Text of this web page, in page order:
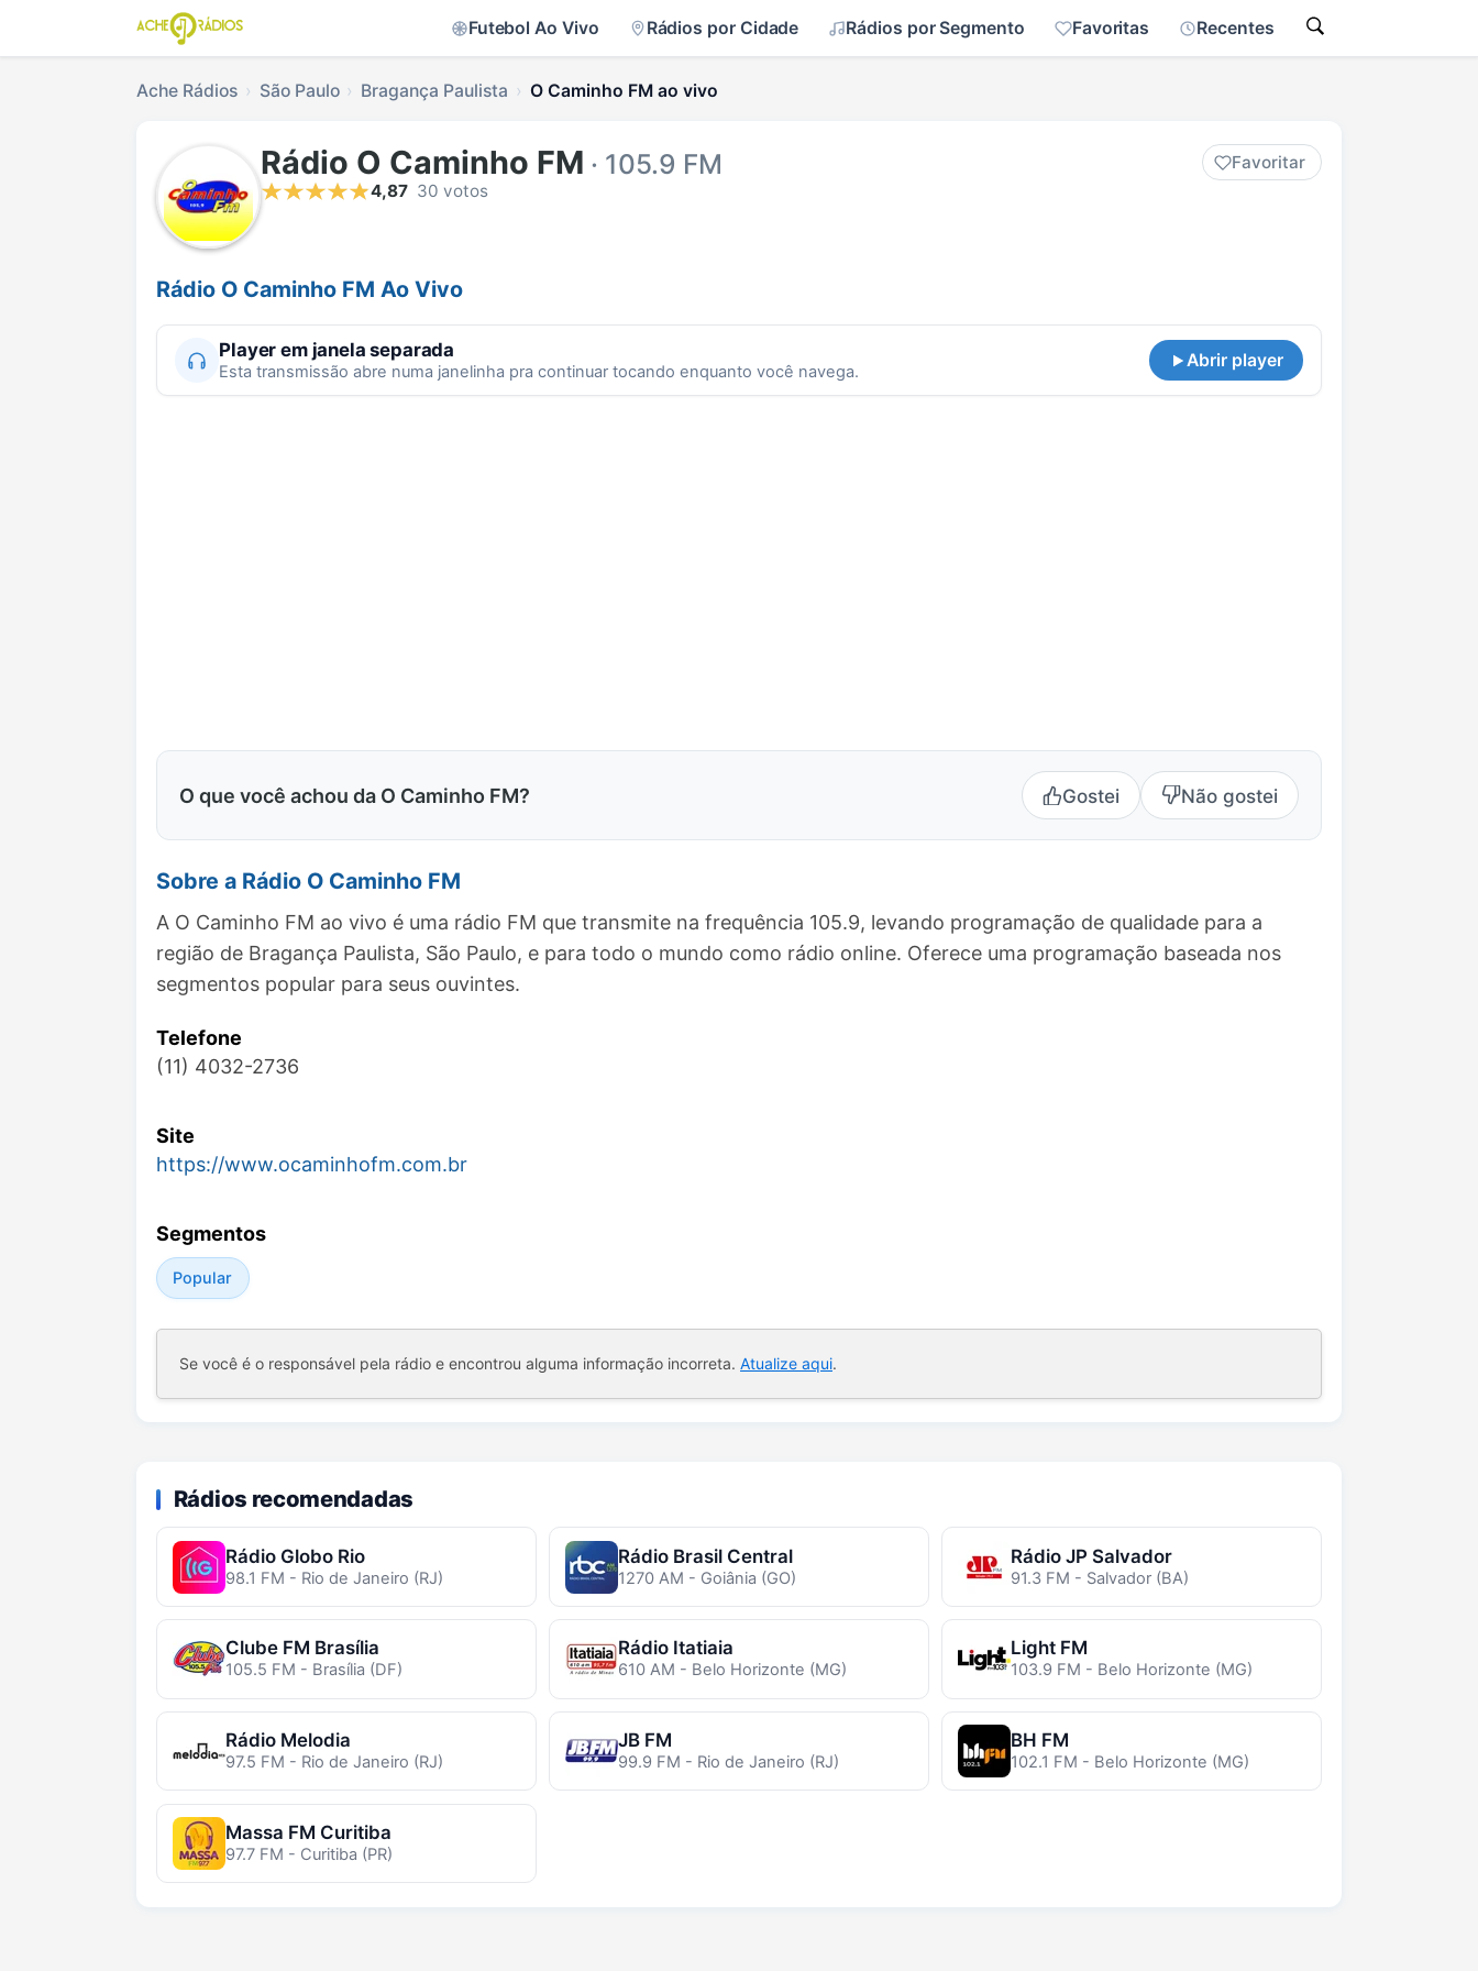
Futebol Ao Vivo Rádios por Cidade Rádios por Segmento Favoritas Recentes
Ache Rádios São Paulo Bragança Paulista O Caminho FM ao vivo
Rádio O Caminho FM · 105.9 FM
Favoritar
4,87 30 votos
Rádio O Caminho FM Ao Vivo
Player em janela separada
Esta transmissão abre numa janelinha pra continuar tocando enquanto você navega.
Abrir player
O que você achou da O Caminho FM? Gostei Não gostei
Sobre a Rádio O Caminho FM
A O Caminho FM ao vivo é uma rádio FM que transmite na frequência 105.9, levando programação de qualidade para a
região de Bragança Paulista, São Paulo, e para todo o mundo como rádio online. Oferece uma programação baseada nos
segmentos popular para seus ouvintes.
Telefone
(11) 4032-2736
Site
https://www.ocaminhofm.com.br
Segmentos
Popular
Se você é o responsável pela rádio e encontrou alguma informação incorreta. Atualize aqui.
Rádios recomendadas
Rádio Globo Rio
98.1 FM - Rio de Janeiro (RJ)
Rádio Brasil Central
1270 AM - Goiânia (GO)
Rádio JP Salvador
91.3 FM - Salvador (BA)
Clube FM Brasília
105.5 FM - Brasília (DF)
Rádio Itatiaia
610 AM - Belo Horizonte (MG)
Light FM
103.9 FM - Belo Horizonte (MG)
Rádio Melodia
97.5 FM - Rio de Janeiro (RJ)
JB FM
99.9 FM - Rio de Janeiro (RJ)
BH FM
102.1 FM - Belo Horizonte (MG)
Massa FM Curitiba
97.7 FM - Curitiba (PR)